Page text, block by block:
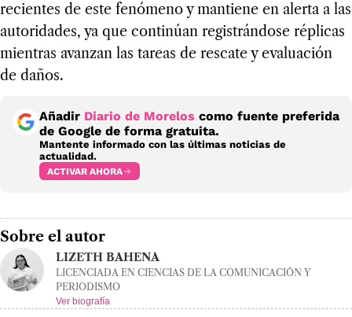
recientes de este fenómeno y mantiene en alerta a las
autoridades, ya que continúan registrándose réplicas
mientras avanzan las tareas de rescate y evaluación
de daños.
Añadir Diario de Morelos como fuente preferida
de Google de forma gratuita.
Mantente informado con las últimas noticias de
actualidad.
ACTIVAR AHORA
Sobre el autor
LIZETH BAHENA
LICENCIADA EN CIENCIAS DE LA COMUNICACIÓN Y
PERIODISMO
Ver biografía